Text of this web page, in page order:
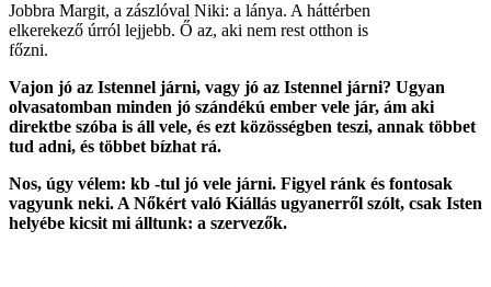
Jobbra Margit, a zászlóval Niki: a lánya. A háttérben
elkerekező úrról lejjebb. Ő az, aki nem rest otthon is
főzni.
Vajon jó az Istennel járni, vagy jó az Istennel járni? Ugyan
olvasatomban minden jó szándékú ember vele jár, ám aki
direktbe szóba is áll vele, és ezt közösségben teszi, annak többet
tud adni, és többet bízhat rá.
Nos, úgy vélem: kb -tul jó vele járni. Figyel ránk és fontosak
vagyunk neki. A Nőkért való Kiállás ugyanerről szólt, csak Isten
helyébe kicsit mi álltunk: a szervezők.